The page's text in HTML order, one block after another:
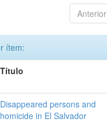
Anterior
ítem:
Título
Disappeared persons and
homicide in El Salvador